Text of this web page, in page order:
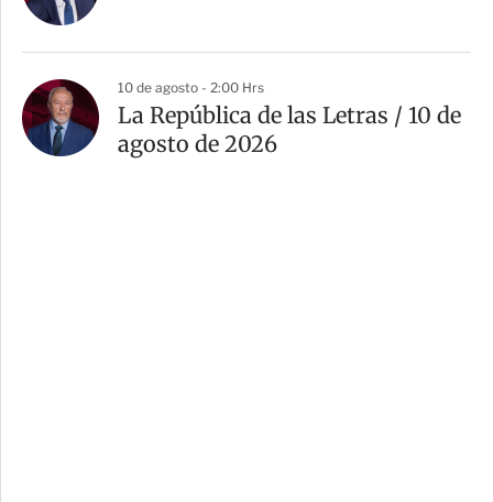
10 de agosto - 2:00 Hrs
La República de las Letras / 10 de
agosto de 2026